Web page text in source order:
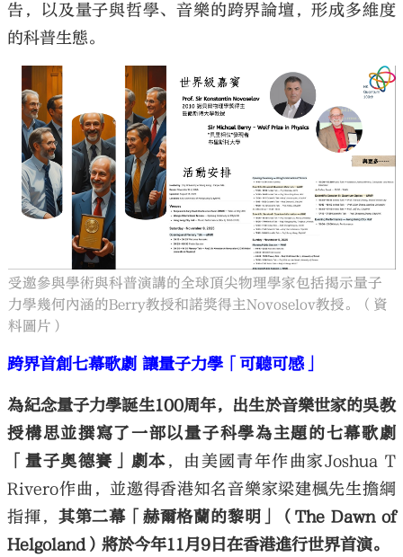
告，以及量子與哲學、音樂的跨界論壇，形成多維度
的科普生態。
受邀參與學術與科普演講的全球頂尖物理學家包括揭示量子
力學幾何內涵的Berry教授和諾獎得主Novoselov教授。（資
料圖片）
跨界首創七幕歌劇 讓量子力學「可聽可感」
為紀念量子力學誕生100周年，出生於音樂世家的吳教
授構思並撰寫了一部以量子科學為主題的七幕歌劇
「量子奧德賽」劇本，由美國青年作曲家Joshua T
Rivero作曲，並邀得香港知名音樂家梁建楓先生擔綱
指揮， 其第二幕「赫爾格蘭的黎明」（The Dawn of
Helgoland）將於今年11月9日在香港進行世界首演。